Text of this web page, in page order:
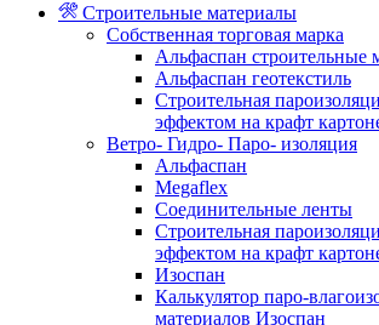
Строительные материалы
Собственная торговая марка
Альфаспан строительные
Альфаспан геотекстиль
Строительная
эффектом на крафт
Ветро- Гидро- Паро- изоляция
Альфаспан
Megaflex
Соединительные ленты
Строительная
эффектом на крафт
Изоспан
Калькулятор паро-
материалов Изоспан